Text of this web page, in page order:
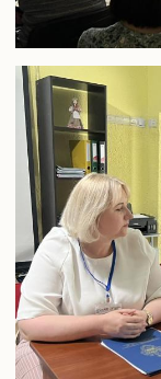
Загальна
Путівник
Напрями
Організація
Наукові школи
Спеціалізована
Спеціалізована
Спеціалізована
Наукові видання
Наукометричні
Спеціалізовані
ступеня доктора
Конференції та
Шаблони
Наукова звітність